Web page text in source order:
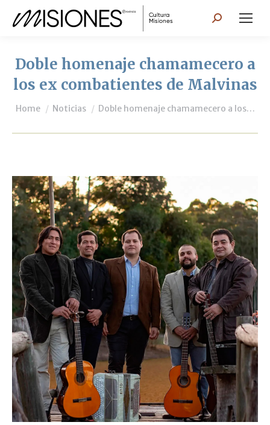
Search:
Doble homenaje chamamecero a
los ex combatientes de Malvinas
You are here:
Home Noticias Doble homenaje chamamecero a los…